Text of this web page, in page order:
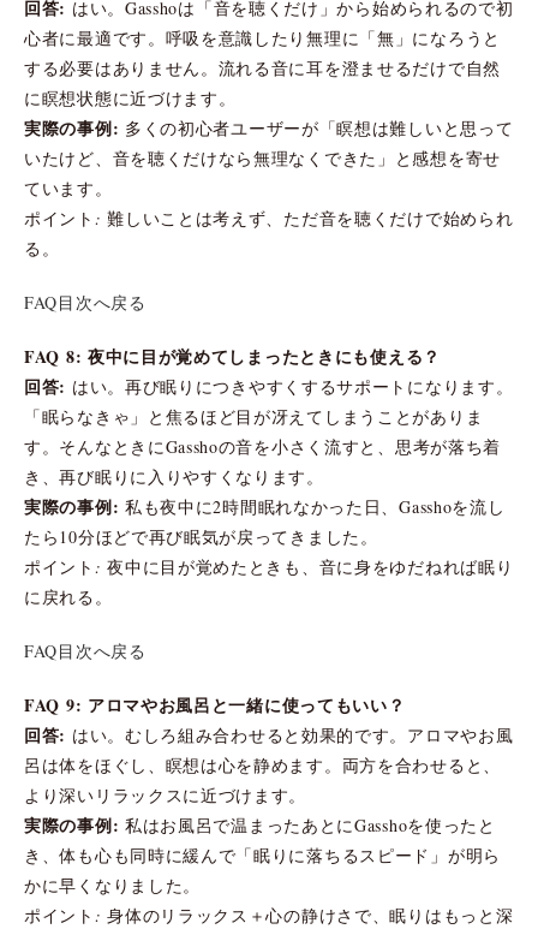
回答: はい。Gasshoは「音を聴くだけ」から始められるので初
心者に最適です。呼吸を意識したり無理に「無」になろうと
する必要はありません。流れる音に耳を澄ませるだけで自然
に瞑想状態に近づけます。
実際の事例: 多くの初心者ユーザーが「瞑想は難しいと思って
いたけど、音を聴くだけなら無理なくできた」と感想を寄せ
ています。
ポイント: 難しいことは考えず、ただ音を聴くだけで始められ
る。
FAQ目次へ戻る
FAQ 8: 夜中に目が覚めてしまったときにも使える？
回答: はい。再び眠りにつきやすくするサポートになります。
「眠らなきゃ」と焦るほど目が冴えてしまうことがありま
す。そんなときにGasshoの音を小さく流すと、思考が落ち着
き、再び眠りに入りやすくなります。
実際の事例: 私も夜中に2時間眠れなかった日、Gasshoを流し
たら10分ほどで再び眠気が戻ってきました。
ポイント: 夜中に目が覚めたときも、音に身をゆだねれば眠り
に戻れる。
FAQ目次へ戻る
FAQ 9: アロマやお風呂と一緒に使ってもいい？
回答: はい。むしろ組み合わせると効果的です。アロマやお風
呂は体をほぐし、瞑想は心を静めます。両方を合わせると、
より深いリラックスに近づけます。
実際の事例: 私はお風呂で温まったあとにGasshoを使ったと
き、体も心も同時に緩んで「眠りに落ちるスピード」が明ら
かに早くなりました。
ポイント: 身体のリラックス＋心の静けさで、眠りはもっと深